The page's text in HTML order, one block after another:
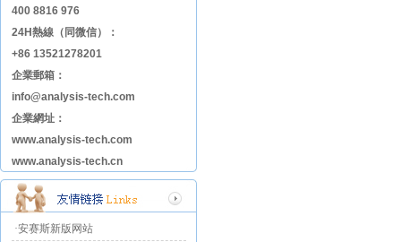
400 8816 976
24H熱線（同微信）：
+86 13521278201
企業郵箱：
info@analysis-tech.com
企業網址：
www.analysis-tech.com
www.analysis-tech.cn
·安赛斯新版网站